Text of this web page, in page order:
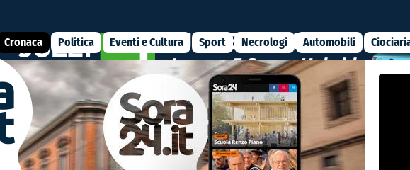
Cronaca Politica Eventi e Cultura Sport Necrologi Automobili